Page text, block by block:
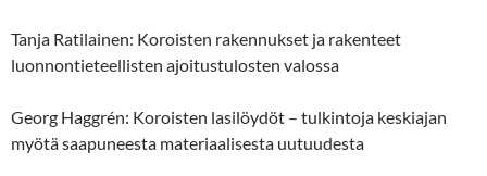
Tanja Ratilainen: Koroisten rakennukset ja rakenteet
luonnontieteellisten ajoitustulosten valossa
Georg Haggrén: Koroisten lasilöydöt – tulkintoja keskiajan
myötä saapuneesta materiaalisesta uutuudesta